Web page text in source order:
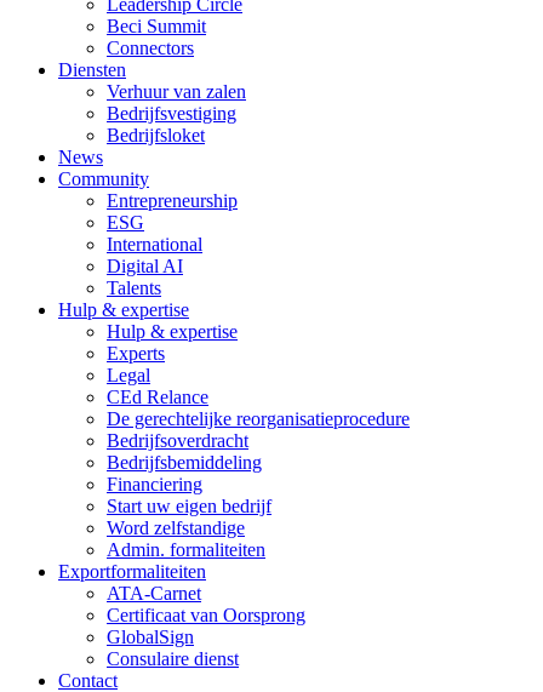
Beci Summit
Connectors
Diensten
Verhuur van zalen
Bedrijfsvestiging
Bedrijfsloket
News
Community
Entrepreneurship
ESG
International
Digital AI
Talents
Hulp & expertise
Hulp & expertise
Experts
Legal
CEd Relance
De gerechtelijke reorganisatieprocedure
Bedrijfsoverdracht
Bedrijfsbemiddeling
Financiering
Start uw eigen bedrijf
Word zelfstandige
Admin. formaliteiten
Exportformaliteiten
ATA-Carnet
Certificaat van Oorsprong
GlobalSign
Consulaire dienst
Contact